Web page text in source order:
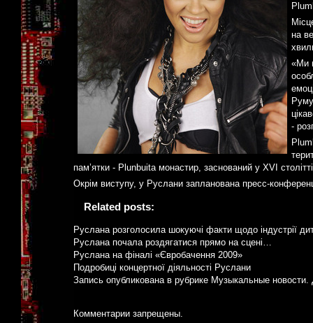
на
«Ми
-
пам’ятки - Plunbuita монастир, заснований у XVI
Окрім виступу, у Руслани запланована пресс-
Related posts:
Руслана розголосила шокуючі факти щодо індустрії
Руслана почала роздягатися прямо на сцені…
Руслана на фіналі «Євробачення 2009»
Подробиці концертної діяльності Руслани
Запись опубликована в рубрике Музыкальные новости.
Комментарии запрещены.